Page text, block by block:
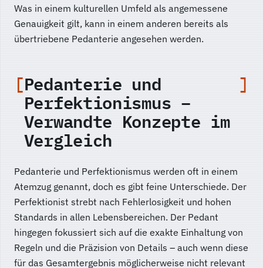
Was in einem kulturellen Umfeld als angemessene
Genauigkeit gilt, kann in einem anderen bereits als
übertriebene Pedanterie angesehen werden.
Pedanterie und
Perfektionismus –
Verwandte Konzepte im
Vergleich
Pedanterie und Perfektionismus werden oft in einem
Atemzug genannt, doch es gibt feine Unterschiede. Der
Perfektionist strebt nach Fehlerlosigkeit und hohen
Standards in allen Lebensbereichen. Der Pedant
hingegen fokussiert sich auf die exakte Einhaltung von
Regeln und die Präzision von Details – auch wenn diese
für das Gesamtergebnis möglicherweise nicht relevant